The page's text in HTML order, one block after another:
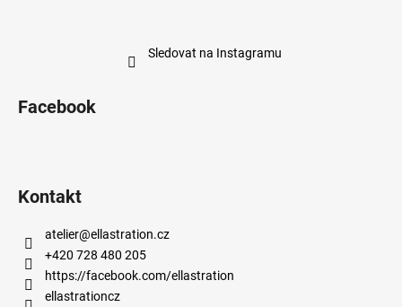
Sledovat na Instagramu
Facebook
Kontakt
atelier@ellastration.cz
+420 728 480 205
https://facebook.com/ellastration
ellastrationcz